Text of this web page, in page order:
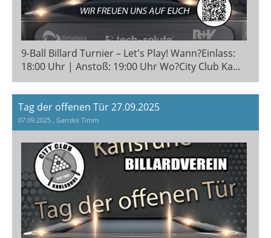
9-Ball Billard Turnier – Let's Play! Wann?Einlass:
18:00 Uhr | Anstoß: 19:00 Uhr Wo?City Club Ka...
Tag der offenen Tür 27.09.2025
07.09.2025 , Ganske Timm